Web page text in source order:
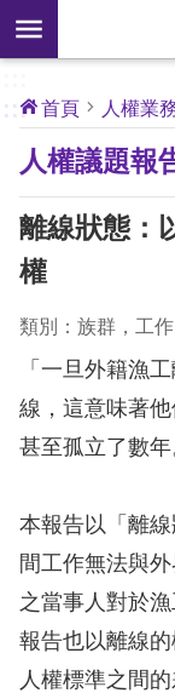
前往主要內容區塊
搜
尋
開
新
]
核
心
人
權
公
約
於
本
最
消
息
人
權
業
:::
首頁 人權業
人權議題報
離線狀態：
權
類別：族群，工作
「一旦外籍漁
線，這意味著
甚至孤立了數年
本報告以「離
間工作無法與
之當事人對於
報告也以離線
人權標準之間